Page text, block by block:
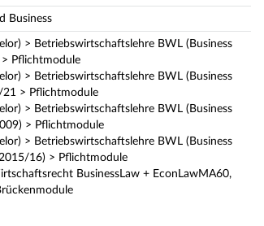
Business
> Betriebswirtschaftslehre BWL (Business
Pflichtmodule
> Betriebswirtschaftslehre BWL (Business
> Pflichtmodule
> Betriebswirtschaftslehre BWL (Business
> Pflichtmodule
> Betriebswirtschaftslehre BWL (Business
16) > Pflichtmodule
BusinessLaw + EconLawMA60,